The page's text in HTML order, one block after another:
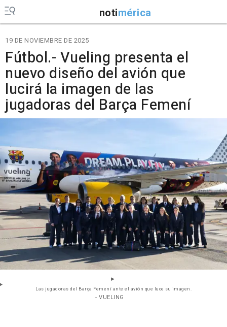
notimérica
19 DE NOVIEMBRE DE 2025
Fútbol.- Vueling presenta el
nuevo diseño del avión que
lucirá la imagen de las
jugadoras del Barça Femení
Las jugadoras del Barça Femení ante el avión que luce su imagen.
- VUELING